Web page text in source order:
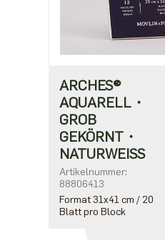
ARCHES®
AQUARELL・
GROB
GEKÖRNT・
NATURWEISS
Artikelnummer:
88806413
Format 31x41 cm / 20
Blatt pro Block